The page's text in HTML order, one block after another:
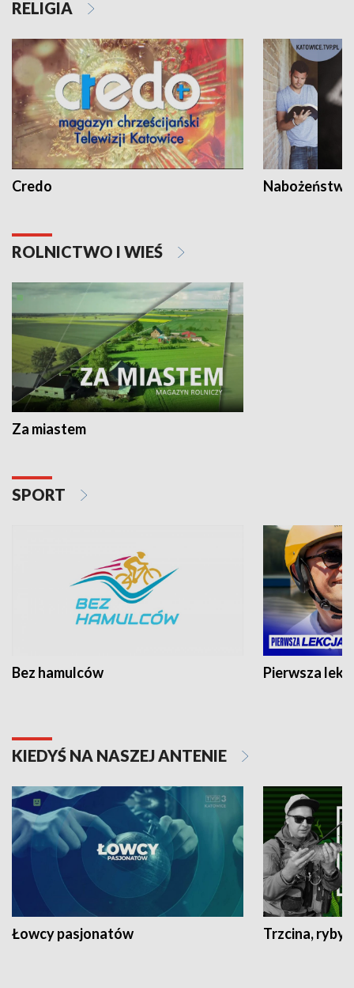
RELIGIA
Credo
ROLNICTWO I WIEŚ
Za miastem
SPORT
Bez hamulców Pierwsza
KIEDYŚ NA NASZEJ ANTENIE
Łowcy pasjonatów Trzcina, ryby